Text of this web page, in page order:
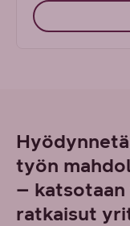
työn
– katsotaan
ratkaisut